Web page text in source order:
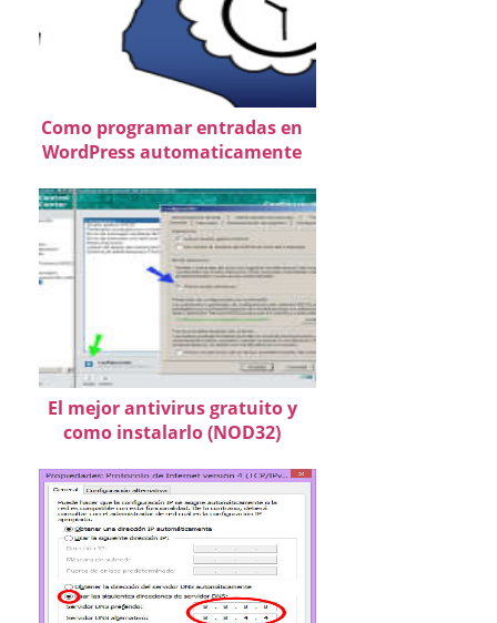
Como programar entradas en
WordPress automaticamente
El mejor antivirus gratuito y
como instalarlo (NOD32)